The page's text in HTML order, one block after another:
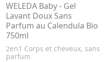
WELEDA Baby - Gel
Lavant Doux Sans
Parfum au Calendula Bio
750ml
2en1 Corps et cheveux, sans
parfum